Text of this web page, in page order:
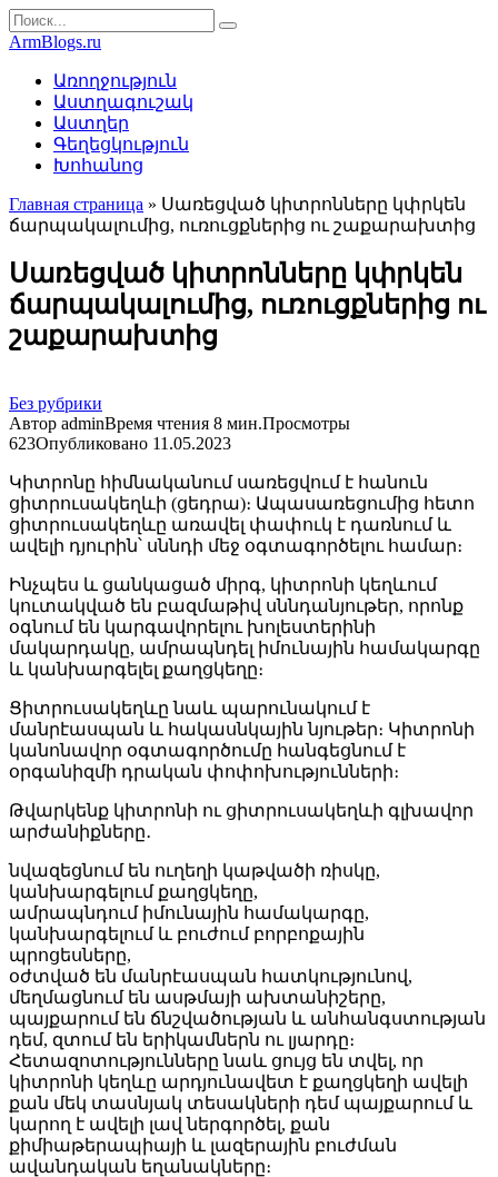
Перейти
к
контенту
Search
for:
ArmBlogs.ru
Առողջություն
Աստղագուշակ
Աստղեր
Գեղեցկություն
Խոհանոց
Главная страница » Սառեցված կիտրոնները կփրկեն
ճարպակալումից, ուռուցքներից ու շաքարախտից
Սառեցված կիտրոնները կփրկեն
ճարպակալումից, ուռուցքներից ու
շաքարախտից
Без рубрики
Автор adminВремя чтения 8 мин.Просмотры
623Опубликовано 11.05.2023
Կիտրոնը հիմնականում սառեցվում է հանուն
ցիտրուսակեղևի (ցեդրա)։ Ապասառեցումից հետո
ցիտրուսակեղևը առավել փափուկ է դառնում և
ավելի դյուրին՝ սննդի մեջ օգտագործելու համար։
Ինչպես և ցանկացած միրգ, կիտրոնի կեղևում
կուտակված են բազմաթիվ սննդանյութեր, որոնք
օգնում են կարգավորելու խոլեստերինի
մակարդակը, ամրապնդել իմունային համակարգը
և կանխարգելել քաղցկեղը։
Ցիտրուսակեղևը նաև պարունակում է
մանրէասպան և հակասնկային նյութեր։ Կիտրոնի
կանոնավոր օգտագործումը հանգեցնում է
օրգանիզմի դրական փոփոխությունների։
Թվարկենք կիտրոնի ու ցիտրուսակեղևի գլխավոր
արժանիքները․
նվազեցնում են ուղեղի կաթվածի ռիսկը,
կանխարգելում քաղցկեղը,
ամրապնդում իմունային համակարգը,
կանխարգելում և բուժում բորբոքային
պրոցեսները,
օժտված են մանրէասպան հատկությունով,
մեղմացնում են ասթմայի ախտանիշերը,
պայքարում են ճնշվածության և անհանգստության
դեմ, զտում են երիկամներն ու լյարդը։
Հետազոտությունները նաև ցույց են տվել, որ
կիտրոնի կեղևը արդյունավետ է քաղցկեղի ավելի
քան մեկ տասնյակ տեսակների դեմ պայքարում և
կարող է ավելի լավ ներգործել, քան
քիմիաթերապիայի և լազերային բուժման
ավանդական եղանակները։